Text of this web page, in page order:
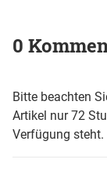
0
Bitte beachten
Artikel nur 72
Verfügung steht.